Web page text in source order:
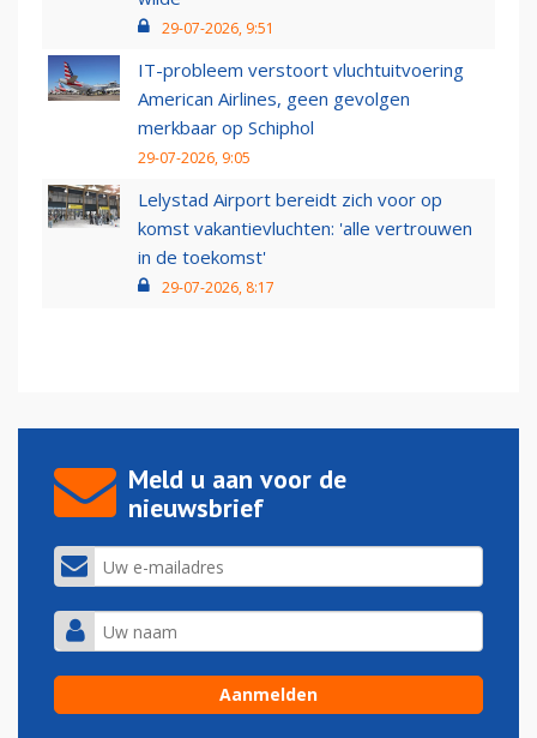
29-07-2026, 9:51
IT-probleem verstoort vluchtuitvoering
American Airlines, geen gevolgen
merkbaar op Schiphol
29-07-2026, 9:05
Lelystad Airport bereidt zich voor op
komst vakantievluchten: 'alle vertrouwen
in de toekomst'
29-07-2026, 8:17
Meld u aan voor de
nieuwsbrief